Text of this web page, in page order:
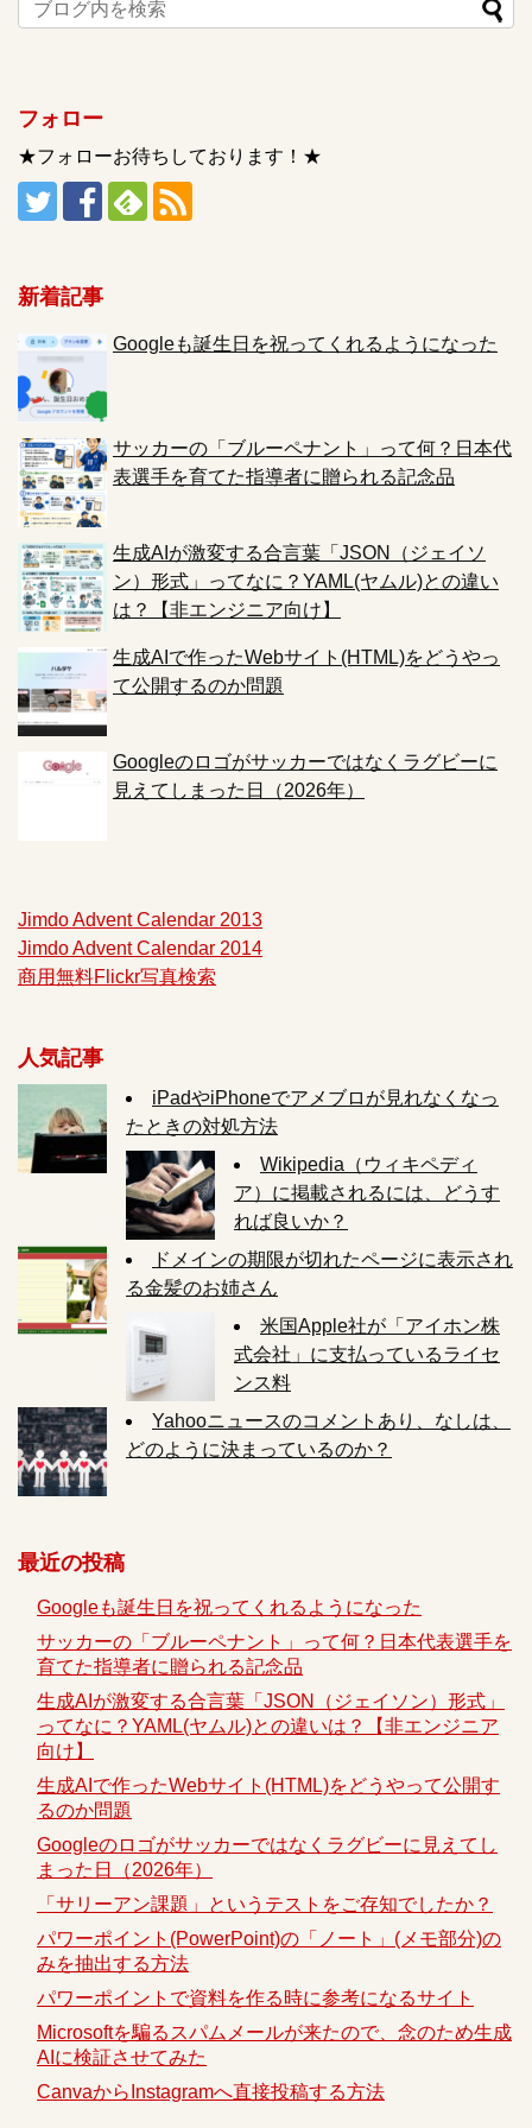
フォロー
★フォローお待ちしております！★
新着記事
Googleも誕生日を祝ってくれるようになった
サッカーの「ブルーペナント」って何？日本代
表選手を育てた指導者に贈られる記念品
生成AIが激変する合言葉「JSON（ジェイソ
ン）形式」ってなに？YAML(ヤムル)との違い
は？【非エンジニア向け】
生成AIで作ったWebサイト(HTML)をどうやっ
て公開するのか問題
Googleのロゴがサッカーではなくラグビーに
見えてしまった日（2026年）
Jimdo Advent Calendar 2013
Jimdo Advent Calendar 2014
商用無料Flickr写真検索
人気記事
iPadやiPhoneでアメブロが見れなくなっ
たときの対処方法
Wikipedia（ウィキペディ
ア）に掲載されるには、どうす
れば良いか？
ドメインの期限が切れたページに表示され
る金髪のお姉さん
米国Apple社が「アイホン株
式会社」に支払っているライセ
ンス料
Yahooニュースのコメントあり、なしは、
どのように決まっているのか？
最近の投稿
Googleも誕生日を祝ってくれるようになった
サッカーの「ブルーペナント」って何？日本代表選手を
育てた指導者に贈られる記念品
生成AIが激変する合言葉「JSON（ジェイソン）形式」
ってなに？YAML(ヤムル)との違いは？【非エンジニア
向け】
生成AIで作ったWebサイト(HTML)をどうやって公開す
るのか問題
Googleのロゴがサッカーではなくラグビーに見えてし
まった日（2026年）
「サリーアン課題」というテストをご存知でしたか？
パワーポイント(PowerPoint)の「ノート」(メモ部分)の
みを抽出する方法
パワーポイントで資料を作る時に参考になるサイト
Microsoftを騙るスパムメールが来たので、念のため生成
AIに検証させてみた
CanvaからInstagramへ直接投稿する方法